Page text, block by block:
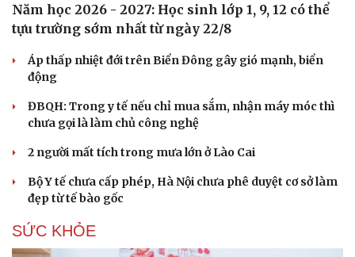
Năm học 2026 - 2027: Học sinh lớp 1, 9, 12 có thể
tựu trường sớm nhất từ ngày 22/8
Áp thấp nhiệt đới trên Biển Đông gây gió mạnh, biển
động
ĐBQH: Trong y tế nếu chỉ mua sắm, nhận máy móc thì
chưa gọi là làm chủ công nghệ
2 người mất tích trong mưa lớn ở Lào Cai
Bộ Y tế chưa cấp phép, Hà Nội chưa phê duyệt cơ sở làm
đẹp từ tế bào gốc
SỨC KHỎE